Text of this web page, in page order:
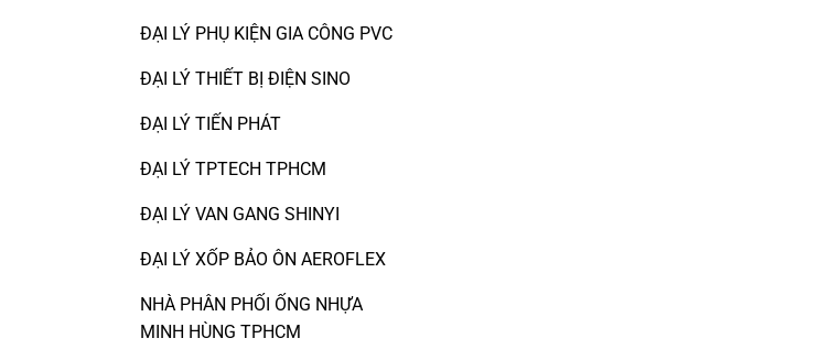
ĐẠI LÝ PHỤ KIỆN GIA CÔNG PVC
ĐẠI LÝ THIẾT BỊ ĐIỆN SINO
ĐẠI LÝ TIẾN PHÁT
ĐẠI LÝ TPTECH TPHCM
ĐẠI LÝ VAN GANG SHINYI
ĐẠI LÝ XỐP BẢO ÔN AEROFLEX
NHÀ PHÂN PHỐI ỐNG NHỰA
MINH HÙNG TPHCM